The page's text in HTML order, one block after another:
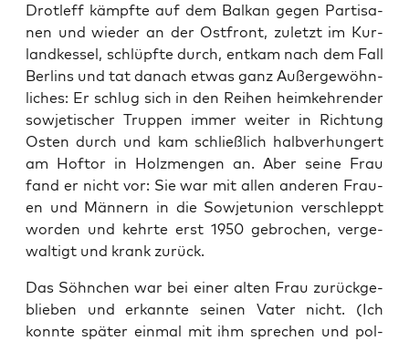
Drotl­eff kämpf­te auf dem Bal­kan gegen Par­ti­sa­
nen und wie­der an der Ost­front, zuletzt im Kur­
land­kes­sel, schlüpf­te durch, ent­kam nach dem Fall
Ber­lins und tat danach etwas ganz Außer­ge­wöhn­
li­ches: Er schlug sich in den Rei­hen heim­keh­ren­der
sowje­ti­scher Trup­pen immer wei­ter in Rich­tung
Osten durch und kam schließ­lich halb­ver­hun­gert
am Hof­tor in Holz­men­gen an. Aber sei­ne Frau
fand er nicht vor: Sie war mit allen ande­ren Frau­
en und Män­nern in die Sowjet­uni­on ver­schleppt
wor­den und kehr­te erst 1950 gebro­chen, ver­ge­
wal­tigt und krank zurück.
Das Söhn­chen war bei einer alten Frau zurück­ge­
blie­ben und erkann­te sei­nen Vater nicht. (Ich
konn­te spä­ter ein­mal mit ihm spre­chen und pol­